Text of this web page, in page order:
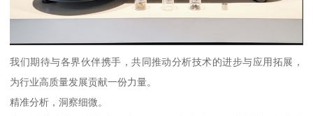
我们期待与各界伙伴携手，共同推动分析技术的进步与应用拓展，
为行业高质量发展贡献一份力量。
精准分析，洞察细微。